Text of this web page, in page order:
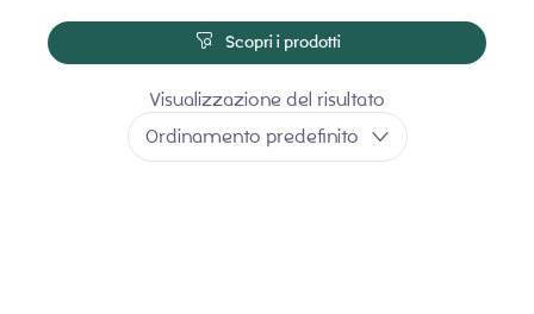
Scopri i prodotti
Visualizzazione del risultato
Ordinamento predefinito